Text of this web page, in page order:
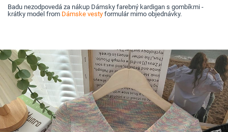
Badu nezodpovedá za nákup Dámsky farebný kardigan s gombíkmi -
krátky model from Dámske vesty formulár mimo objednávky.